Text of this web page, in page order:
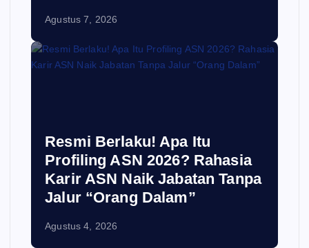
Agustus 7, 2026
Resmi Berlaku! Apa Itu
Profiling ASN 2026? Rahasia
Karir ASN Naik Jabatan Tanpa
Jalur “Orang Dalam”
Agustus 4, 2026